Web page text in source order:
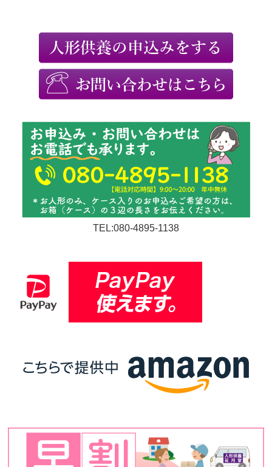
TEL:080-4895-1138